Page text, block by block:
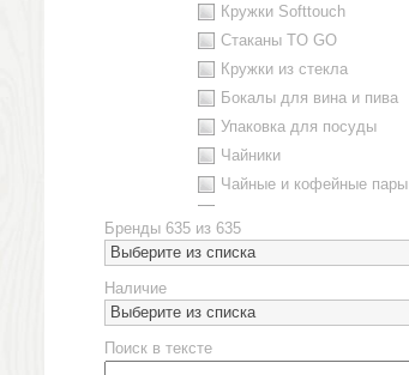
Кружки Softtouch
Стаканы TO GO
Кружки из стекла
Бокалы для вина и пива
Упаковка для посуды
Чайники
Чайные и кофейные пары
Наборы посуды
Предметы сервировки
Стаканы
Эко кружки
ЕВРОПОСУДА
Бренды 635 из 635
Выберите из списка
Наличие
Выберите из списка
Поиск в тексте